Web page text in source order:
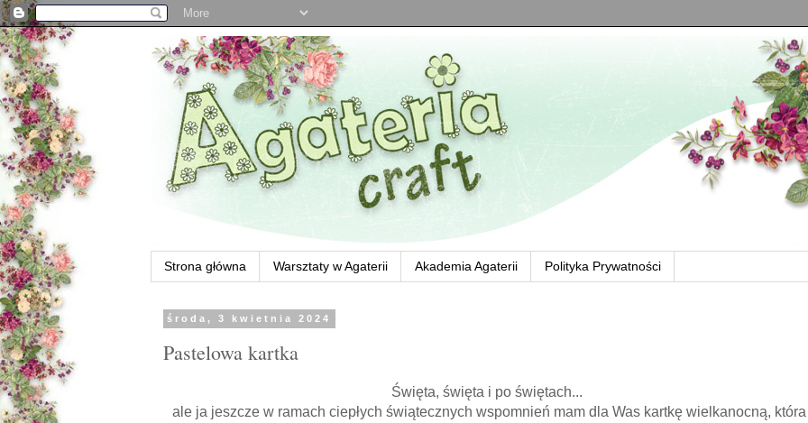
Strona główna Warsztaty w Agaterii Akademia Agaterii Polityka Prywatności
środa, 3 kwietnia 2024
Pastelowa kartka
Święta, święta i po świętach...
ale ja jeszcze w ramach ciepłych świątecznych wspomnień mam dla Was kartkę wielkanocną, która